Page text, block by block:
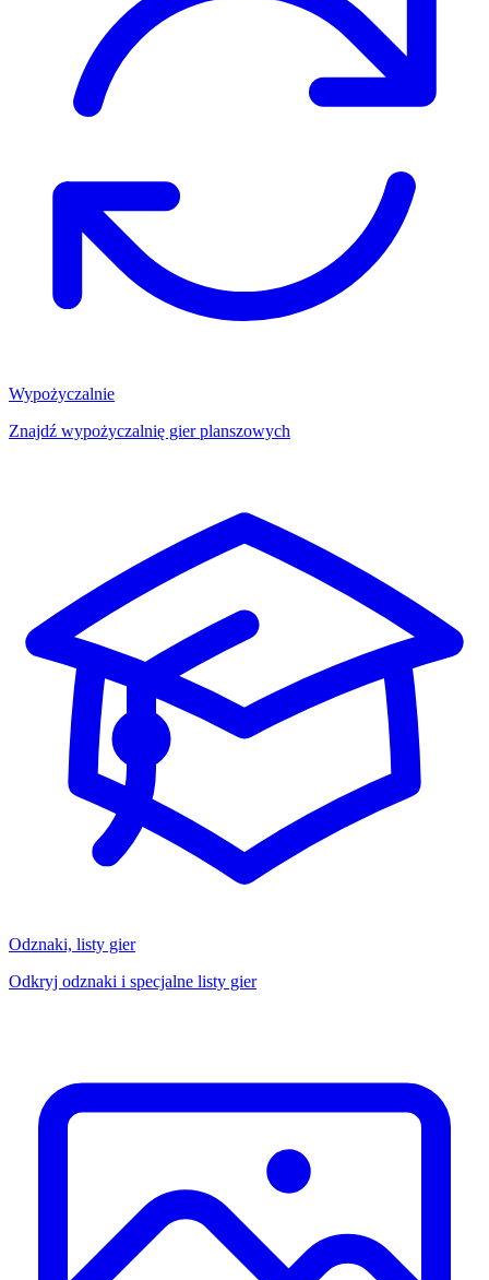
Wypożyczalnie
Znajdź wypożyczalnię gier planszowych
Odznaki, listy gier
Odkryj odznaki i specjalne listy gier